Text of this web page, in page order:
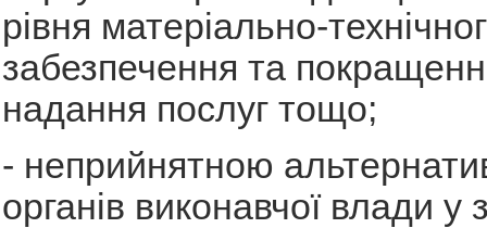
рівня матеріально-
забезпечення та
надання послуг тощо;
- неприйнятною
органів виконавчої влади у